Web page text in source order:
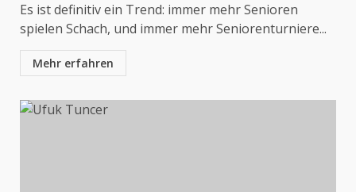
Es ist definitiv ein Trend: immer mehr Senioren
spielen Schach, und immer mehr Seniorenturniere...
Mehr erfahren